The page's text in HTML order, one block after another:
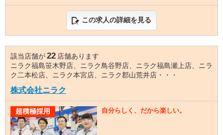
この求人の詳細を見る
該当店舗が22 店舗あります
ニラク福島笹木野店、ニラク鳥谷野店、ニラク福島瀬上店、ニラ
ク二本松店、ニラク本宮店、ニラク郡山荒井店・・・
株式会社ニラク
超積極採用 自分らしく、だから楽しい。